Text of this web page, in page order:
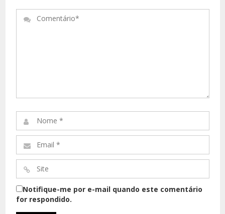
Comentário*
Nome
*
Email
*
Site
*
Notifique-me por e-mail quando este comentário
for respondido.